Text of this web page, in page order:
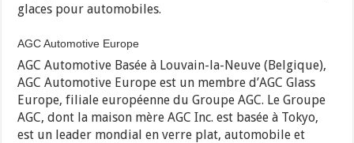
glaces pour automobiles.
AGC Automotive Europe
AGC Automotive Basée à Louvain-la-Neuve (Belgique),
AGC Automotive Europe est un membre d’AGC Glass
Europe, filiale européenne du Groupe AGC. Le Groupe
AGC, dont la maison mère AGC Inc. est basée à Tokyo,
est un leader mondial en verre plat, automobile et